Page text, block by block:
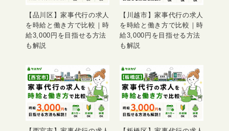
【品川区】家事代行の求人
を時給と働き方で比較｜時
給3,000円を目指せる方法
も解説
【川越市】家事代行の求人
を時給と働き方で比較｜時
給3,000円を目指せる方法
も解説